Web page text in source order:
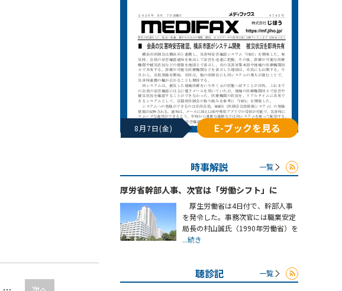
8月7日(金) E-ブックを見る
時事解説 一覧
厚労省幹部人事、次官は「労働シフト」に
厚生労働省は4日付で、幹部人事
を発令した。事務次官には職業安定
局長の村山誠氏（1990年労働省）を
...続き
聴診記 一覧